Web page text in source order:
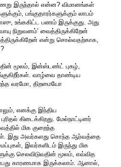
இருந்தால் என்ன? விமானங்கள்
பங்குதாரர்களுக்கும் லாபம்
உங்ககிட்ட பணம் இருக்குது. அது
நிறுவனம்’ வைத்திருக்கிறேன்
என்று சொல்வதற்காக,
மூலம், இன்ஸ்டண்ட் புகழ்,
வாழ்வை தாண்டிய
வரமோ, திறமையோ
எனக்கு இந்திய
கிடைக்கிறது. மேல்நாட்டினர்
மிக குறைந்த
இது அவர்களது சொந்த ஆர்வத்தை
இவர்களிடம் இருந்து மிக
செலவிடுவதின் மூலம், எவ்வித
காரணமாக இருக்கலாம். ஆனால்,